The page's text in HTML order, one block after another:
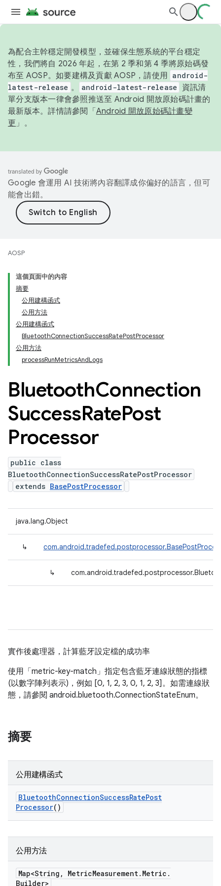
為配合主幹穩定開發模型，並確保生態系統的平台穩定
性，我們將自 2026 年起，在第 2 季和第 4 季將原始碼發
布至 AOSP。如要建構及貢獻 AOSP，請使用 android-
latest-release 。 android-latest-release
資訊清
單分支版本一律會參照推送至 Android 開放原始碼計畫的
最新版本。詳情請參閱「 Android 開放原始碼計畫變
更 」。
Google 會運用 AI 技術將內容翻譯成你偏好的語言，但可
能會出錯。
AOSP
這個頁面中的內容
摘要
公用建構函式
公用方法
公用建構函式
BluetoothConnectionSuccessRatePostProcessor
公用方法
processRunMetricsAndLogs
BluetoothConnection
SuccessRatePost
Processor
public class
BluetoothConnectionSuccessRatePostProcessor
extends BasePostProcessor
java.lang.Object
↳
↳
實作後處理器，計算藍牙設定檔的成功率
使用「metric-key-match」指定包含藍牙連線狀態的指標
(以數字陣列表示)，例如 [0, 1, 2, 3, 0, 1, 2, 3]。如需連線狀
態，請參閱 android.bluetooth.ConnectionStateEnum。
摘要
公用建構函式
BluetoothConnectionSuccessRatePost
Processor()
公用方法
Map<String , MetricMeasurement. Metric .
Builder>